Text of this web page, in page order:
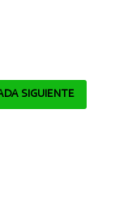
SIGUIENTE